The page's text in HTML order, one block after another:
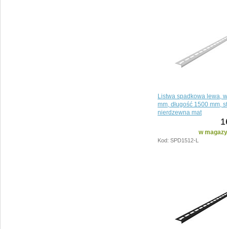
Listwa spadkowa lewa,
mm, długość 1500 mm,
nierdzewna mat
w
Kod: SPD1512-L